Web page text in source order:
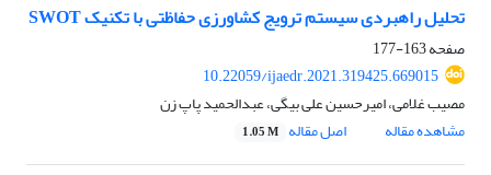
تحلیل راهبردی سیستم ترویج کشاورزی حفاظتی با تکنیک SWOT
صفحه163-177
10.22059/ijaedr.2021.319425.669015
مصیب غلامی، امیرحسین علی بیگی، عبدالحمید پاپ زن
مشاهده مقاله
اصل مقاله 1.05 M